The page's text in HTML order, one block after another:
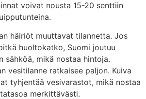
voivat nousta 15-20 senttiin
häiriöt muuttavat tilannetta. Jos
huoltokatko, Suomi joutuu
sähköä, mikä nostaa hintoja.
vesitilanne ratkaisee paljon. Kuiva
tyhjentää vesivarastot, mikä nostaa
merkittävästi.